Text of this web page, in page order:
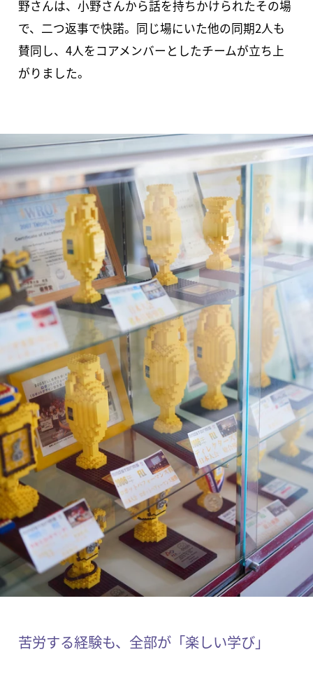
野さんは、小野さんから話を持ちかけられたその場
で、二つ返事で快諾。同じ場にいた他の同期2人も
賛同し、4人をコアメンバーとしたチームが立ち上
がりました。
苦労する経験も、全部が「楽しい学び」